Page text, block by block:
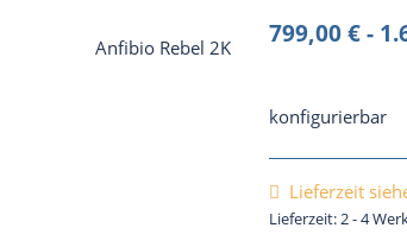
799,00 € -
konfigurierbar
Lieferzeit
Lieferzeit:2 - 4